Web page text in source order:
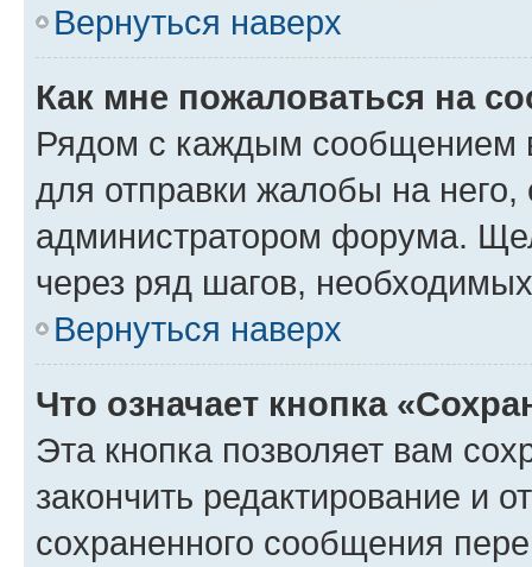
Вернуться наверх
Как мне пожаловаться на
Рядом с каждым сообщением
для отправки жалобы на
администратором форума.
через ряд шагов,
Вернуться наверх
Что означает кнопка
Эта кнопка позволяет вам
закончить редактирование и
сохраненного сообщения